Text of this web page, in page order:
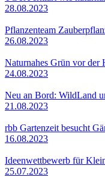
28.08.2023
Pflanzenteam
26.08.2023
Naturnahes Grün vor der
24.08.2023
Neu an Bord: WildLand
21.08.2023
rbb Gartenzeit besucht
16.08.2023
Ideenwettbewerb für
25.07.2023